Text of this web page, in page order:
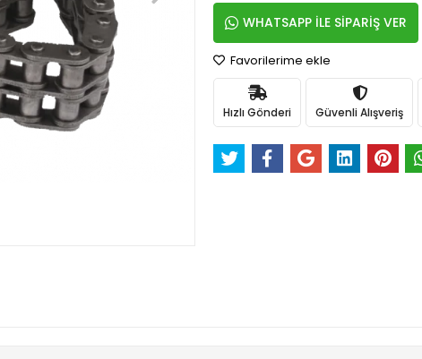
WHATSAPP İLE SİPARİŞ VER
Favorilerime ekle
Hızlı Gönderi Güvenli Alışveriş